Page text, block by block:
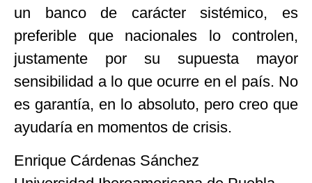
un banco de carácter sistémico, es
preferible que nacionales lo controlen,
justamente por su supuesta mayor
sensibilidad a lo que ocurre en el país. No
es garantía, en lo absoluto, pero creo que
ayudaría en momentos de crisis.
Enrique Cárdenas Sánchez